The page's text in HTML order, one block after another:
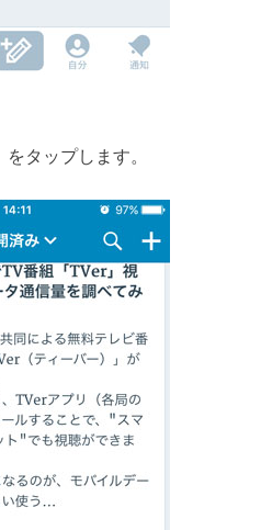
タップします。